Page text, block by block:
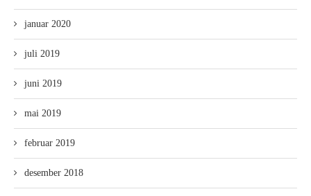
januar 2020
juli 2019
juni 2019
mai 2019
februar 2019
desember 2018